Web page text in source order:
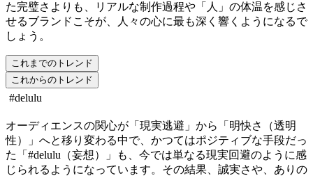
た完璧さよりも、リアルな制作過程や「人」の体温を感じさ
せるブランドこそが、人々の心に最も深く響くようになるで
しょう。
これまでのトレンド
これからのトレンド
#delulu
オーディエンスの関心が「現実逃避」から「明快さ（透明
性）」へと移り変わる中で、かつてはポジティブな手段だっ
た「#delulu（妄想）」も、今では単なる現実回避のように感
じられるようになっています。その結果、誠実さや、ありの